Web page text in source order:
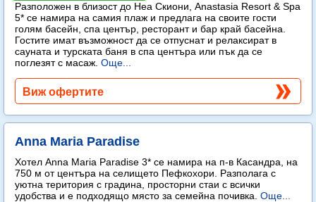
Разположен в близост до Неа Скиони, Anastasia Resort & Spa
5* се намира на самия плаж и предлага на своите гости
голям басейн, спа център, ресторант и бар край басейна.
Гостите имат възможност да се отпуснат и релаксират в
сауната и турската баня в спа центъра или пък да се
поглезят с масаж. Още...
Виж офертите
Anna Maria Paradise
Хотел Anna Maria Paradise 3* се намира на п-в Касандра, на
750 м от центъра на селището Пефкохори. Разполага с
уютна територия с градина, просторни стаи с всички
удобства и е подходящо място за семейна почивка. Още...